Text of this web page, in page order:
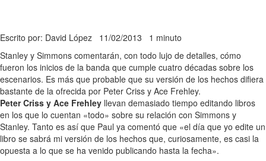
Escrito por: David López 11/02/2013 1 minuto
Stanley y Simmons comentarán, con todo lujo de detalles, cómo
fueron los inicios de la banda que cumple cuatro décadas sobre los
escenarios. Es más que probable que su versión de los hechos difiera
bastante de la ofrecida por Peter Criss y Ace Frehley.
Peter Criss y Ace Frehley llevan demasiado tiempo editando libros
en los que lo cuentan «todo» sobre su relación con Simmons y
Stanley. Tanto es así que Paul ya comentó que «el día que yo edite un
libro se sabrá mi versión de los hechos que, curiosamente, es casi la
opuesta a lo que se ha venido publicando hasta la fecha».